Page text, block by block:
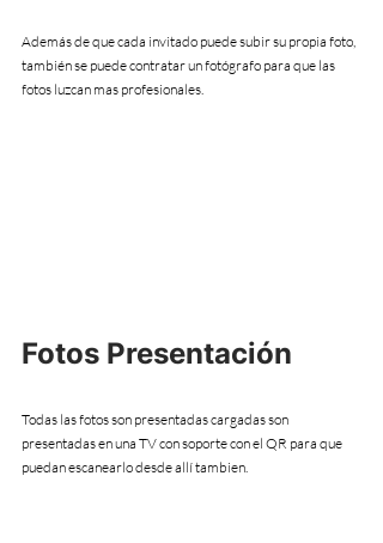
Además de que cada invitado puede subir su propia foto,
también se puede contratar un fotógrafo para que las
fotos luzcan mas profesionales.
Fotos Presentación
Todas las fotos son presentadas cargadas son
presentadas en una TV con soporte con el QR para que
puedan escanearlo desde allí tambien.